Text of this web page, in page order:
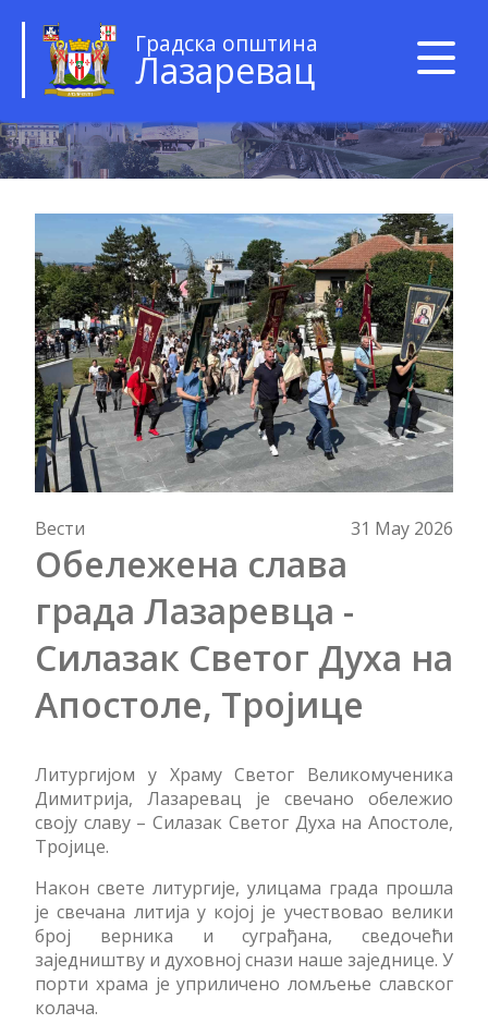
Градска општина
Лазаревац
Вести 31 May 2026
Обележена слава
града Лазаревца -
Силазак Светог Духа на
Апостоле, Тројице
Литургијом у Храму Светог Великомученика
Димитрија, Лазаревац је свечано обележио
своју славу – Силазак Светог Духа на Апостоле,
Тројице.
Након свете литургије, улицама града прошла
је свечана литија у којој је учествовао велики
број верника и суграђана, сведочећи
заједништву и духовној снази наше заједнице. У
порти храма је уприличено ломљење славског
колача.